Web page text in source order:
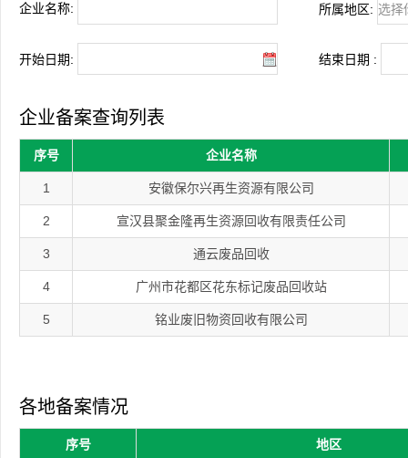
企业名称: 所属地区:
开始日期: 结束日期 :
企业备案查询列表
序号 企业名称
1 安徽保尔兴再生资源有限公司
2 宣汉县聚金隆再生资源回收有限责任公司
3 通云废品回收
4 广州市花都区花东标记废品回收站
5 铭业废旧物资回收有限公司
各地备案情况
序号 地区